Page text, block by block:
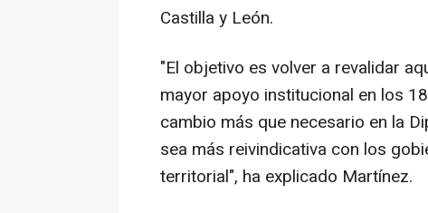
Castilla y León.
"El objetivo es volver a revalidar
mayor apoyo institucional en los
cambio más que necesario en la
sea más reivindicativa con los
territorial", ha explicado Martínez.